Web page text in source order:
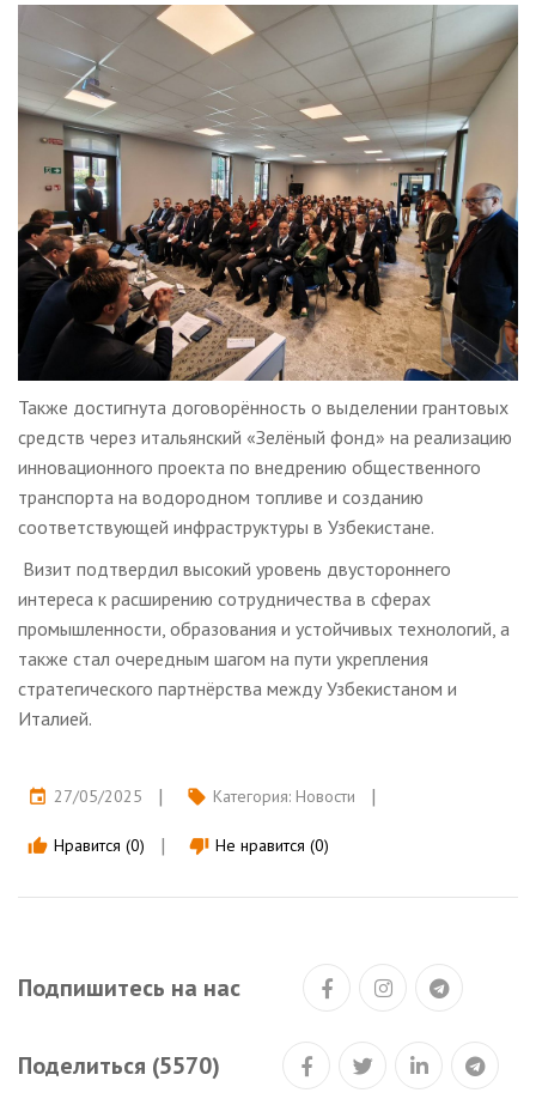
Также достигнута договорённость о выделении грантовых
средств через итальянский «Зелёный фонд» на реализацию
инновационного проекта по внедрению общественного
транспорта на водородном топливе и созданию
соответствующей инфраструктуры в Узбекистане.
Визит подтвердил высокий уровень двустороннего
интереса к расширению сотрудничества в сферах
промышленности, образования и устойчивых технологий, а
также стал очередным шагом на пути укрепления
стратегического партнёрства между Узбекистаном и
Италией.
event 27/05/2025 local_offer Категория: Новости
thumb_up Нравится (0) thumb_down Не нравится (0)
Подпишитесь на нас
Поделиться (5570)